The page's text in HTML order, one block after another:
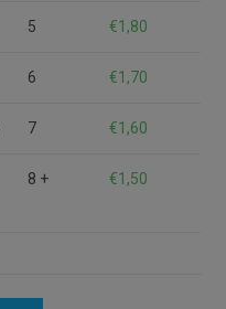
5 €1,80
6 €1,70
7 €1,60
8 + €1,50